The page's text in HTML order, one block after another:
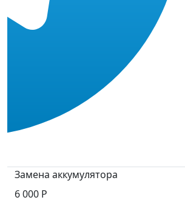
Замена аккумулятора
6 000 Р